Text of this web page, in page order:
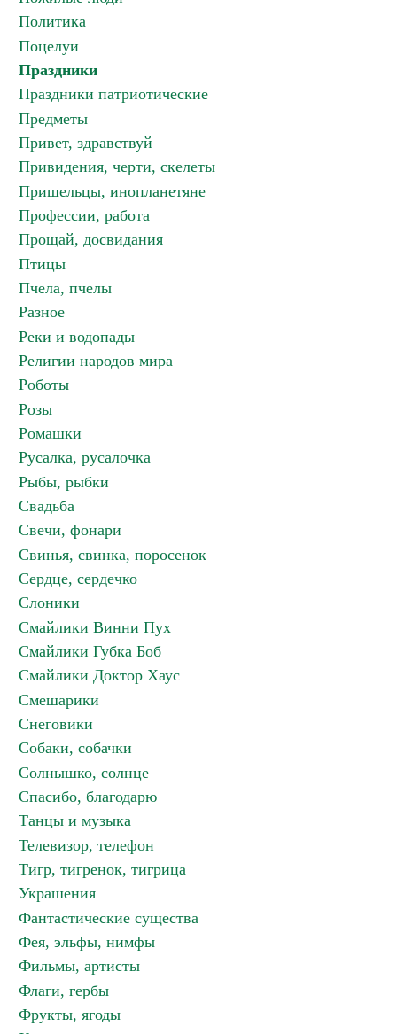
Политика
Поцелуи
Праздники
Праздники патриотические
Предметы
Привет, здравствуй
Привидения, черти, скелеты
Пришельцы, инопланетяне
Профессии, работа
Прощай, досвидания
Птицы
Пчела, пчелы
Разное
Реки и водопады
Религии народов мира
Роботы
Розы
Ромашки
Русалка, русалочка
Рыбы, рыбки
Свадьба
Свечи, фонари
Свинья, свинка, поросенок
Сердце, сердечко
Слоники
Смайлики Винни Пух
Смайлики Губка Боб
Смайлики Доктор Хаус
Смешарики
Снеговики
Собаки, собачки
Солнышко, солнце
Спасибо, благодарю
Танцы и музыка
Телевизор, телефон
Тигр, тигренок, тигрица
Украшения
Фантастические существа
Фея, эльфы, нимфы
Фильмы, артисты
Флаги, гербы
Фрукты, ягоды